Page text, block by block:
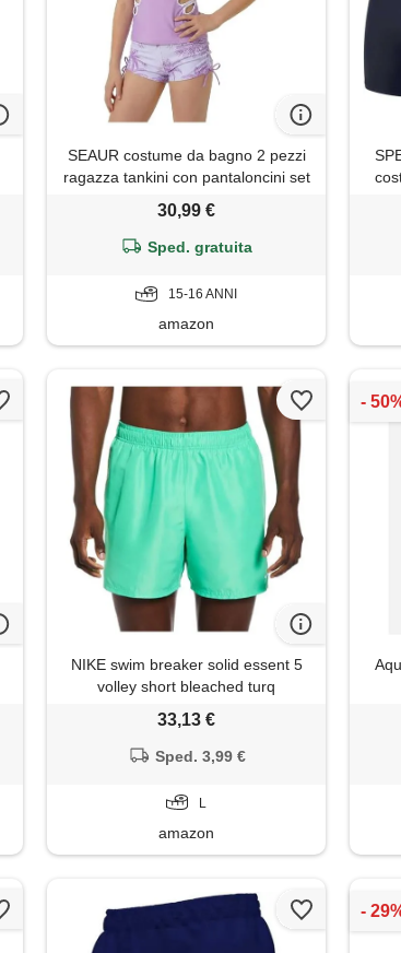
SEAUR costume da bagno 2 pezzi
ragazza tankini con pantaloncini set
stampato a fiori con tagli a bambina
9-16 anni, viola. , 15-16 anni
30,99 €
Sped. gratuita
15-16 ANNI
amazon
NIKE swim breaker solid essent 5
volley short bleached turq
33,13 €
Sped. 3,99 €
L
amazon